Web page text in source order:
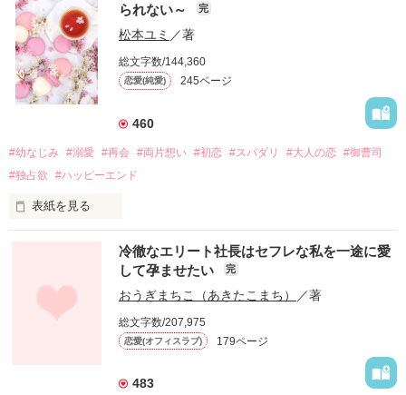
られない～
完
松本ユミ ／著
総文字数/144,360
恋愛(純愛) 245ページ
460
#幼なじみ #溺愛 #再会 #両片想い #初恋 #スパダリ #大人の恋 #御曹司
#独占欲
#ハッピーエンド
表紙を見る
幼なじみの哲平に淡い恋心を抱いていた美桜。
しかし、ある出来事をきっかけに二人の関係は壊れてしまう。
関係修復もできないまま、美桜は両親の離婚によって
引っ越すことになり、哲平とも離れ離れになった。
それから約十二年後。
冷徹なエリート社長はセフレな私を一途に愛
して孕ませたい
完
おうぎまちこ（あきたこまち） ／著
総文字数/207,975
恋愛(オフィスラブ) 179ページ
483